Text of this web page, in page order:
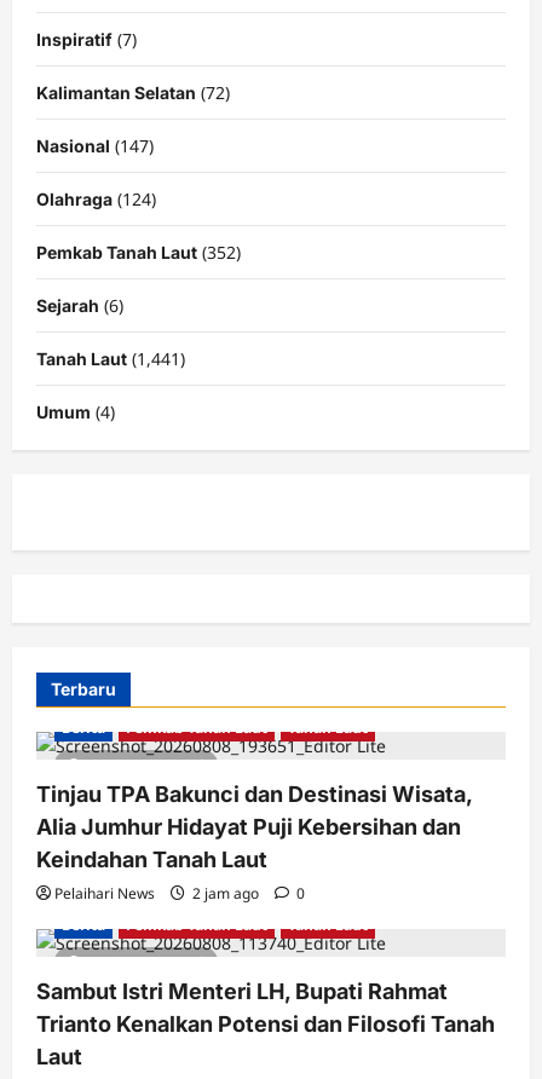
Inspiratif (7)
Kalimantan Selatan (72)
Nasional (147)
Olahraga (124)
Pemkab Tanah Laut (352)
Sejarah (6)
Tanah Laut (1,441)
Umum (4)
Terbaru
2 minutes read
Berita Pemkab Tanah Laut Tanah Laut
Tinjau TPA Bakunci dan Destinasi Wisata,
Alia Jumhur Hidayat Puji Kebersihan dan
Keindahan Tanah Laut
Pelaihari News 2 jam ago 0
2 minutes read
Berita Pemkab Tanah Laut Tanah Laut
Sambut Istri Menteri LH, Bupati Rahmat
Trianto Kenalkan Potensi dan Filosofi Tanah
Laut